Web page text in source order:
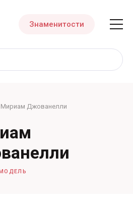
Знаменитости
Мириам Джованелли